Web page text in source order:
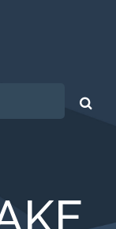
Ricerca